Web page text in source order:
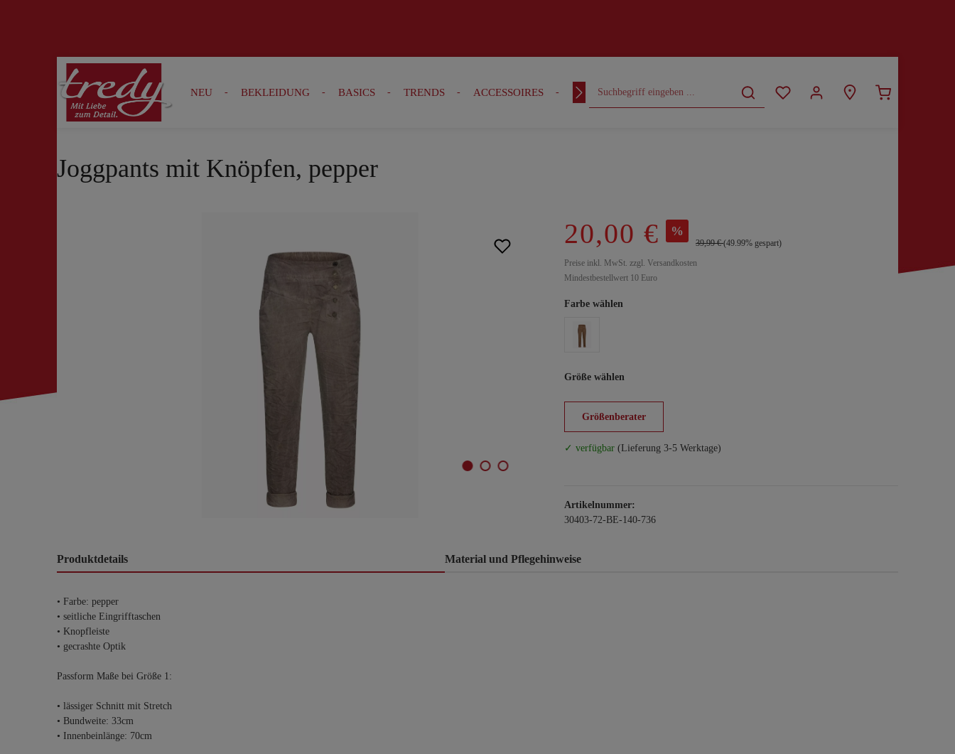
Zur Suche springen Zur Hauptnavigation springen
NEU BEKLEIDUNG BASICS TRENDS ACCESSOIRES OUTFITS CURVY
Joggpants mit Knöpfen, pepper
20,00 € %
39,99 €(49.99% gespart)
Preise inkl. MwSt. zzgl. Versandkosten
Mindestbestellwert 10 Euro
Farbe wählen
Größe wählen
Größenberater
✓ verfügbar (Lieferung 3-5 Werktage)
Artikelnummer:
30403-72-BE-140-736
Produktdetails Material und Pflegehinweise
• Farbe: pepper
• seitliche Eingrifftaschen
• Knopfleiste
• gecrashte Optik
Passform Maße bei Größe 1:
• lässiger Schnitt mit Stretch
• Bundweite: 33cm
• Innenbeinlänge: 70cm